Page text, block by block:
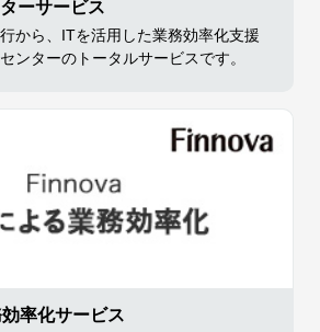
ーサービス
から、ITを活用した業務効率化支援
ンターのトータルサービスです。
率化サービス